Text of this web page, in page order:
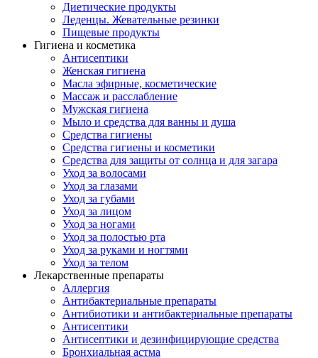
Диетические продукты
Леденцы. Жевательные резинки
Пищевые продукты
Гигиена и косметика
Антисептики
Женская гигиена
Масла эфирные, косметические
Массаж и расслабление
Мужская гигиена
Мыло и средства для ванны и душа
Средства гигиены
Средства гигиены и косметики
Средства для защиты от солнца и для загара
Уход за волосами
Уход за глазами
Уход за губами
Уход за лицом
Уход за ногами
Уход за полостью рта
Уход за руками и ногтями
Уход за телом
Лекарственные препараты
Аллергия
Антибактериальные препараты
Антибиотики и антибактериальные препараты
Антисептики
Антисептики и дезинфицирующие средства
Бронхиальная астма